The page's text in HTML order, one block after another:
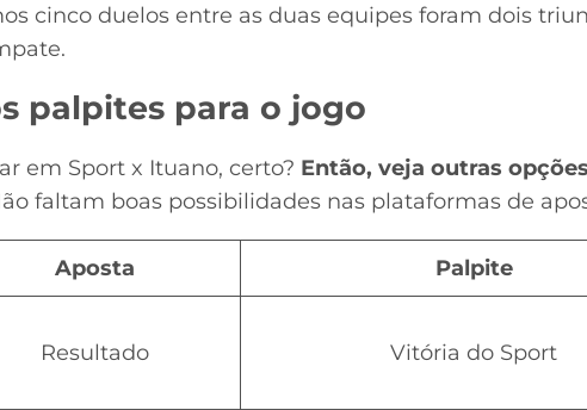
cinco duelos entre as duas equipes foram dois
palpites para o jogo
em Sport x Ituano, certo? Então, veja outras
faltam boas possibilidades nas plataformas de
Aposta Palpite
Resultado Vitória do Sport